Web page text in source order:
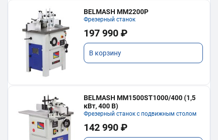
BELMASH MM2200P
Фрезерный станок
197 990 ₽
В корзину
BELMASH MM1500ST1000/400 (1,5
кВт, 400 В)
Фрезерный станок с подвижным столом
142 990 ₽